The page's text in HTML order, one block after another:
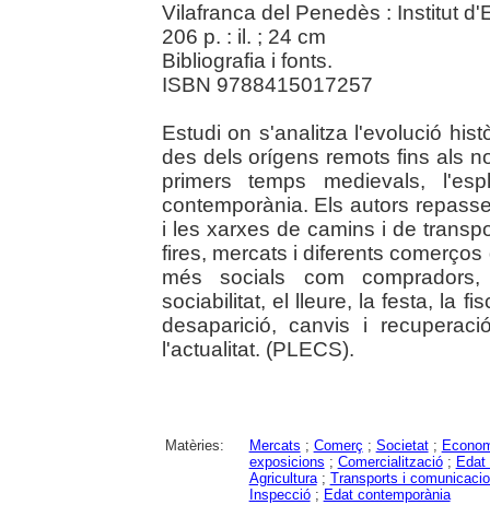
Vilafranca del Penedès : Institut
206 p. : il. ; 24 cm
Bibliografia i fonts.
ISBN 9788415017257
Estudi on s'analitza l'evolució
des dels orígens remots fins als
primers temps medievals,
contemporània. Els autors
i les xarxes de camins i de
fires, mercats i diferents
més socials com
sociabilitat, el lleure, la festa, la
desaparició, canvis i
l'actualitat. (PLECS).
Matèries: Mercats ; Comerç ; Societat;
exposicions ; Comercialització; Edat
Agricultura; Transports i
Inspecció; Edat contemporània